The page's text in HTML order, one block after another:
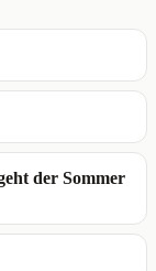
der Sommer